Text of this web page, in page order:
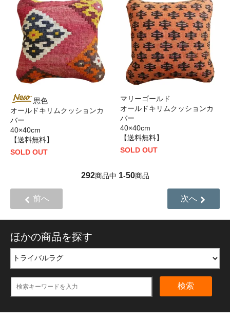
思色
オールドキリムクッションカ
バー
40×40cm
【送料無料】
SOLD OUT
マリーゴールド
オールドキリムクッションカ
バー
40×40cm
【送料無料】
SOLD OUT
292商品中 1-50商品
前へ 次へ
ほかの商品を探す
検索